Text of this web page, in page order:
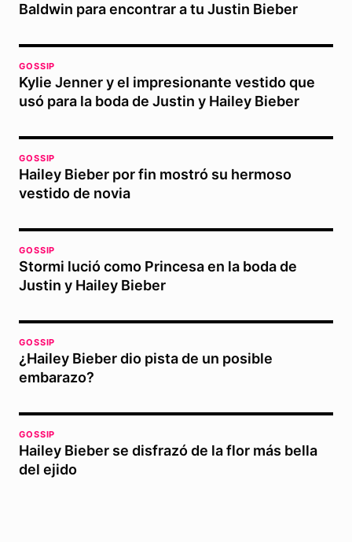
Baldwin para encontrar a tu Justin Bieber
GOSSIP
Kylie Jenner y el impresionante vestido que
usó para la boda de Justin y Hailey Bieber
GOSSIP
Hailey Bieber por fin mostró su hermoso
vestido de novia
GOSSIP
Stormi lució como Princesa en la boda de
Justin y Hailey Bieber
GOSSIP
¿Hailey Bieber dio pista de un posible
embarazo?
GOSSIP
Hailey Bieber se disfrazó de la flor más bella
del ejido